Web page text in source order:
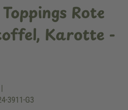
Rote
Karotte -
|
3911-G3